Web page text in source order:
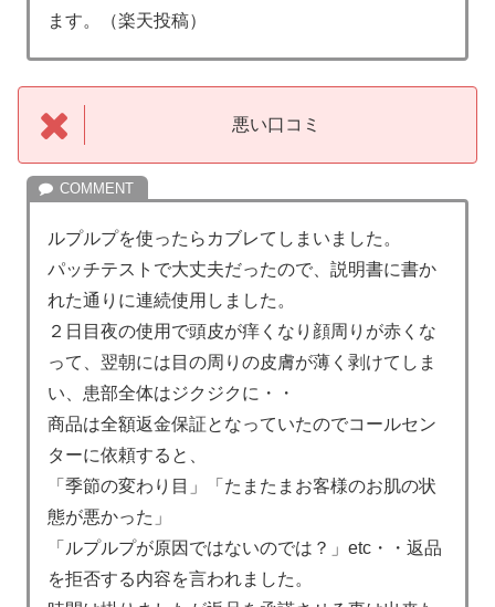
ます。（楽天投稿）
悪い口コミ
ルプルプを使ったらカブレてしまいました。
パッチテストで大丈夫だったので、説明書に書か
れた通りに連続使用しました。
２日目夜の使用で頭皮が痒くなり顔周りが赤くな
って、翌朝には目の周りの皮膚が薄く剥けてしま
い、患部全体はジクジクに・・
商品は全額返金保証となっていたのでコールセン
ターに依頼すると、
「季節の変わり目」「たまたまお客様のお肌の状
態が悪かった」
「ルプルプが原因ではないのでは？」etc・・返品
を拒否する内容を言われました。